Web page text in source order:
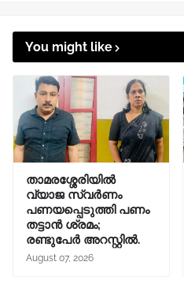
You might like
താമരശ്ശേരിയിൽ
വ്യാജ സ്വർണം
പണയപ്പെടുത്തി പണം
തട്ടാൻ ശ്രമം;
രണ്ടുപേർ അറസ്റ്റിൽ.
August 07, 2026